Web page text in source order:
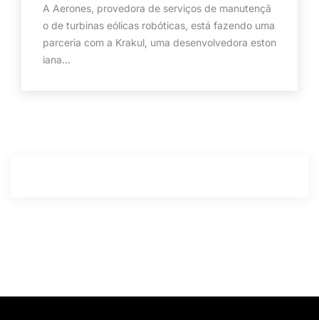
A Aerones, provedora de serviços de manutençã
o de turbinas eólicas robóticas, está fazendo uma
parceria com a Krakul, uma desenvolvedora eston
iana...